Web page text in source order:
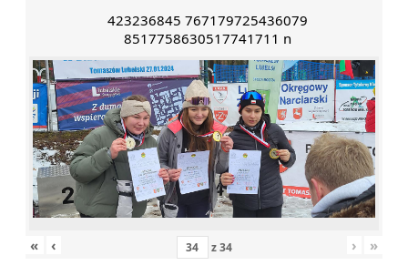
423236845 767179725436079
8517758630517741711 n
« ‹ z34 › »